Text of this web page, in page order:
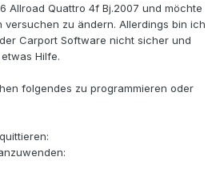
Allroad Quattro 4f Bj.2007 und möchte
versuchen zu ändern. Allerdings bin ich
Carport Software nicht sicher und
Hilfe.
folgendes zu programmieren oder